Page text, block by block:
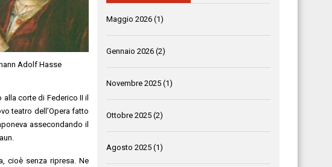
Adolf Hasse
corte di Federico II il
teatro dell’Opera fatto
assecondando il
cioè senza ripresa. Ne
Maggio 2026 (1)
Gennaio 2026 (2)
Novembre 2025 (1)
Ottobre 2025 (2)
Agosto 2025 (1)